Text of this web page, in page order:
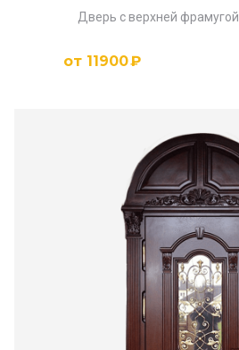
Дверь с верхней фрамугой
от 11900₽